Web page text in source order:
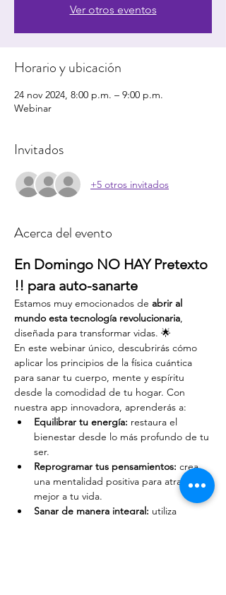
Ver otros eventos
Horario y ubicación
24 nov 2024, 8:00 p.m. – 9:00 p.m.
Webinar
Invitados
+5 otros invitados
Acerca del evento
En Domingo NO HAY Pretexto
!! para auto-sanarte
Estamos muy emocionados de abrir al
mundo esta tecnología revolucionaria,
diseñada para transformar vidas. 🌟
En este webinar único, descubrirás cómo
aplicar los principios de la física cuántica
para sanar tu cuerpo, mente y espíritu
desde la comodidad de tu hogar. Con
nuestra app innovadora, aprenderás a:
Equilibrar tu energía: restaura el
bienestar desde lo más profundo de tu
ser.
Reprogramar tus pensamientos: crea
una mentalidad positiva para atraer lo
mejor a tu vida.
Sanar de manera integral: utiliza